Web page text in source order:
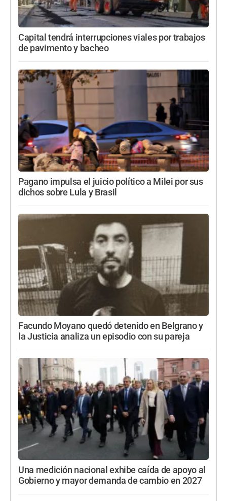
Capital tendrá interrupciones viales por trabajos
de pavimento y bacheo
Pagano impulsa el juicio político a Milei por sus
dichos sobre Lula y Brasil
Facundo Moyano quedó detenido en Belgrano y
la Justicia analiza un episodio con su pareja
Una medición nacional exhibe caída de apoyo al
Gobierno y mayor demanda de cambio en 2027